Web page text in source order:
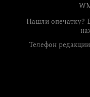
Нашли опечатку?
Телефон